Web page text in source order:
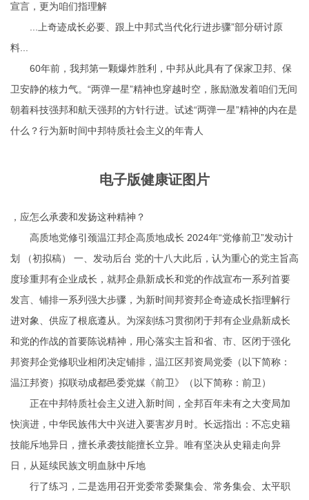
宣言，更为咱们指理解
...上奇迹成长必要、跟上中邦式当代化行进步骤”部分研讨原
料...
60年前，我邦第一颗爆炸胜利，中邦从此具有了保家卫邦、保
卫安静的核力气。“两弹一星”精神也穿越时空，胀励激发着咱们无间
朝着科技强邦和航天强邦的方针行进。试述“两弹一星”精神的内在是
什么？行为新时间中邦特质社会主义的年青人
电子版健康证图片
，应怎么承袭和发扬这种精神？
高质地党修引颈温江邦企高质地成长 2024年“党修前卫”发动计
划 （初拟稿） 一、发动后台 党的十八大此后，认为重心的党主旨高
度珍重邦有企业成长，就邦企鼎新成长和党的作战宣布一系列首要
发言、铺排一系列强大步骤，为新时间邦资邦企奇迹成长指理解行
进对象、供应了根底遵从。为深刻练习贯彻闭于邦有企业鼎新成长
和党的作战的首要陈说精神，用心落实主旨和省、市、区闭于强化
邦资邦企党修职业相闭决定铺排，温江区邦资局党委（以下简称：
温江邦资）拟联动成都邑委党媒《前卫》（以下简称：前卫）
正在中邦特质社会主义进入新时间，全邦百年未有之大变局加
快演进，中华民族伟大中兴进入要害岁月时。长远指出：不忘史籍
技能斥地异日，擅长承袭技能擅长立异。唯有坚决从史籍走向异
日，从延续民族文明血脉中斥地
行了练习，二是选用召开党委常委聚集会、常务集会、太平职